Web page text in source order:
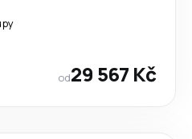
od29 567 Kč